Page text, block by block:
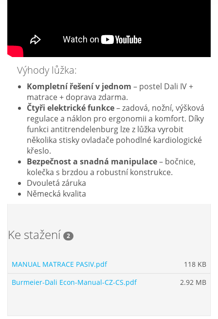
Výhody lůžka:
Kompletní řešení v jednom – postel Dali IV +
matrace + doprava zdarma.
Čtyři elektrické funkce– zadová, nožní, výšková
regulace a náklon pro ergonomii a komfort. Díky
funkci antitrendelenburg lze z lůžka vyrobit
několika stisky ovladače pohodlné kardiologické
křeslo.
Bezpečnost a snadná manipulace– bočnice,
kolečka s brzdou a robustní konstrukce.
Dvouletá záruka
Německá kvalita
Ke stažení 2
MANUAL MATRACE PASIV.pdf
118 KB
Burmeier-Dali Econ-Manual-CZ-CS.pdf
2.92 MB